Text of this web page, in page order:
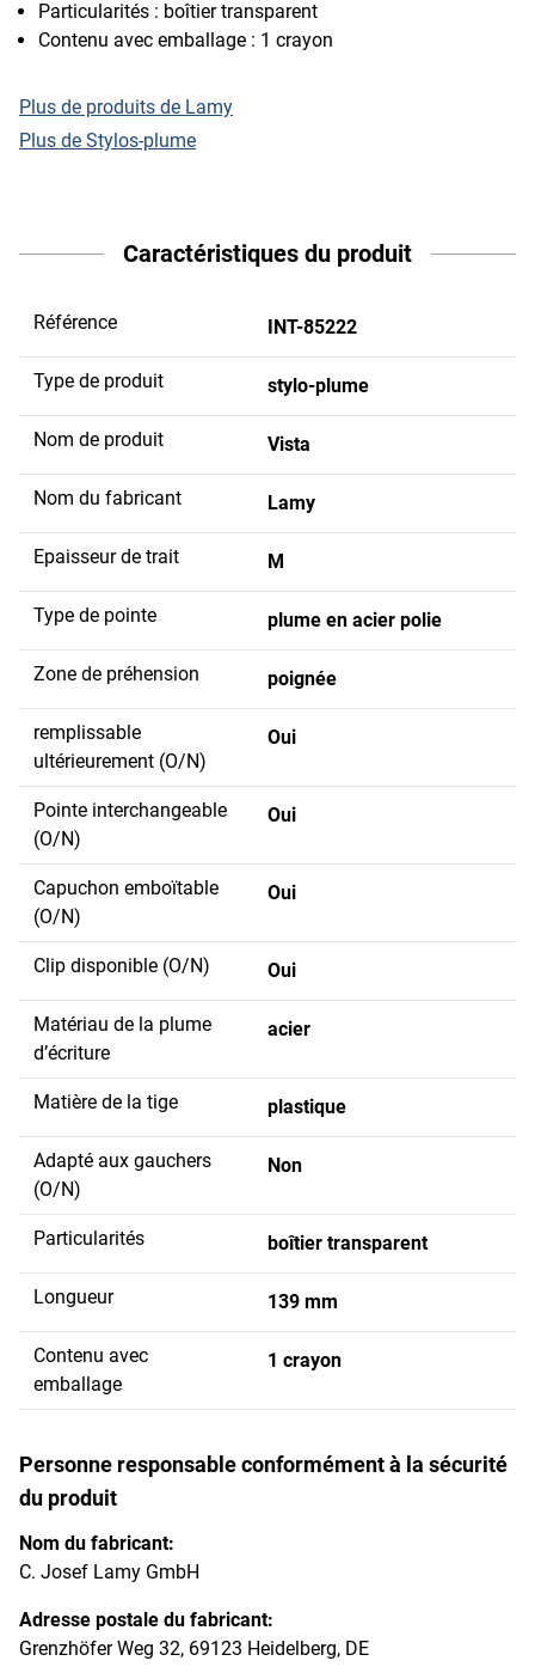
Particularités : boîtier transparent
Contenu avec emballage : 1 crayon
Plus de produits de Lamy
Plus de Stylos-plume
Caractéristiques du produit
Référence INT-85222
Type de produit stylo-plume
Nom de produit Vista
Nom du fabricant Lamy
Epaisseur de trait M
Type de pointe plume en acier polie
Zone de préhension poignée
remplissable
ultérieurement (O/N)
Oui
Pointe interchangeable
(O/N)
Oui
Capuchon emboïtable
(O/N)
Oui
Clip disponible (O/N) Oui
Matériau de la plume
d’écriture
acier
Matière de la tige plastique
Adapté aux gauchers
(O/N)
Non
Particularités boîtier transparent
Longueur 139 mm
Contenu avec
emballage
1 crayon
Personne responsable conformément à la sécurité
du produit
Nom du fabricant:
C. Josef Lamy GmbH
Adresse postale du fabricant:
Grenzhöfer Weg 32, 69123 Heidelberg, DE